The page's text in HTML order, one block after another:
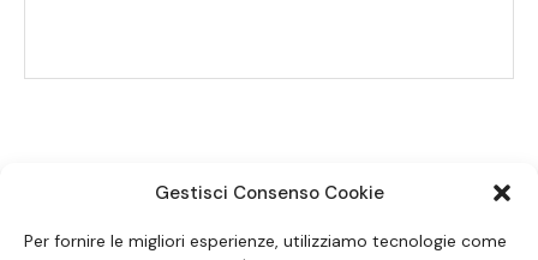
Gestisci Consenso Cookie
Per fornire le migliori esperienze, utilizziamo tecnologie come
SEGUICI SUI SOCIAL